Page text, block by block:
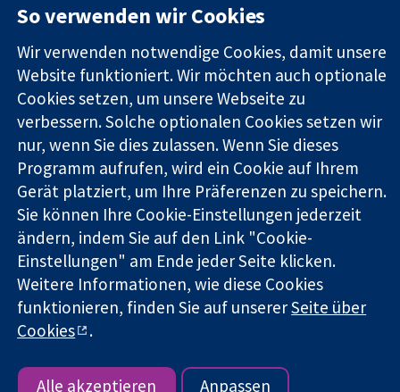
Zuverlässige
Evidenz
Informierte
Entscheidungen
Bessere
Gesundheit
Square
W1G0AN
Vereinigtes
Pressestelle
Über uns
Cochrane
Library
Die Cochrane Collaboration ist eine gemeinützige Organisation
(Nr. 1045921) und in England und in Wales als eine Gesellschaft
mit beschränkter Haftung (Nr. 03044323) registriert.
Umsatzsteuer-Identifikationsnummer GB 718 2127 49.
Copyright © 2026 The Cochrane Collaboration
Bedingungen für die Webseite|Haftungsausschluss|
Datenschutz| Cookie-Richtlinien
So verwenden wir Cookies
Wir verwenden notwendige Cookies, damit unsere
Website funktioniert. Wir möchten auch optionale
Cookies setzen, um unsere Webseite zu
verbessern. Solche optionalen Cookies setzen wir
nur, wenn Sie dies zulassen. Wenn Sie dieses
Programm aufrufen, wird ein Cookie auf Ihrem
Gerät platziert, um Ihre Präferenzen zu speichern.
Sie können Ihre Cookie-Einstellungen jederzeit
ändern, indem Sie auf den Link "Cookie-
Einstellungen" am Ende jeder Seite klicken.
Weitere Informationen, wie diese Cookies
funktionieren, finden Sie auf unsererSeite über
Cookies
.
Alle akzeptieren Anpassen